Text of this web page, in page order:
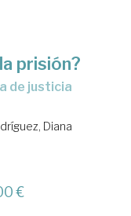
prisión?
Diana
€